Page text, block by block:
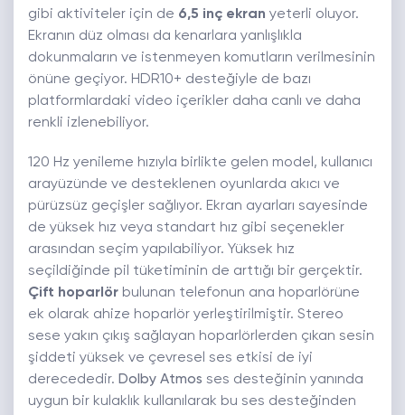
gibi aktiviteler için de 6,5 inç ekran yeterli oluyor.
Ekranın düz olması da kenarlara yanlışlıkla
dokunmaların ve istenmeyen komutların verilmesinin
önüne geçiyor. HDR10+ desteğiyle de bazı
platformlardaki video içerikler daha canlı ve daha
renkli izlenebiliyor.
120 Hz yenileme hızıyla birlikte gelen model, kullanıcı
arayüzünde ve desteklenen oyunlarda akıcı ve
pürüzsüz geçişler sağlıyor. Ekran ayarları sayesinde
de yüksek hız veya standart hız gibi seçenekler
arasından seçim yapılabiliyor. Yüksek hız
seçildiğinde pil tüketiminin de arttığı bir gerçektir.
Çift hoparlör bulunan telefonun ana hoparlörüne
ek olarak ahize hoparlör yerleştirilmiştir. Stereo
sese yakın çıkış sağlayan hoparlörlerden çıkan sesin
şiddeti yüksek ve çevresel ses etkisi de iyi
derecededir. Dolby Atmos ses desteğinin yanında
uygun bir kulaklık kullanılarak bu ses desteğinden